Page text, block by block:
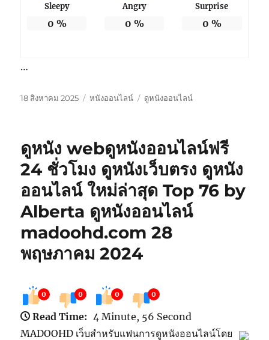
Sleepy
0 %
Angry
0 %
Surprise
0 %
…
เขียน
18 สิงหาคม 2025
หมวด
หนังออนไลน์
ป้าย
ดูหนังออนไลน์
ดูหนัง webดูหนังออนไลน์ฟรี
24 ชั่วโมง ดูหนังเว็บตรง ดูหนัง
ออนไลน์ ใหม่ล่าสุด Top 76 by
Alberta ดูหนังออนไลน์
madoohd.com 28
พฤษภาคม 2024
0 0 0 0
Read Time: 4 Minute, 56 Second
MADOOHD เว็บสำหรับแฟนการดูหนังออนไลน์โดย